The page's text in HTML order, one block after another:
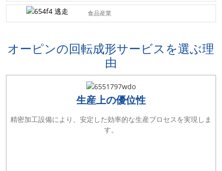
食品産業
オーピンの回転成形サービスを選ぶ理
由
生産上の優位性
精密加工設備により、安定した効率的な生産プロセスを実現しま
す。